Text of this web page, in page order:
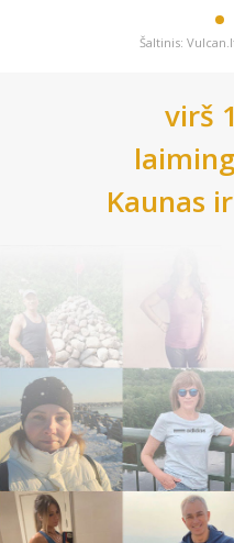
Šaltinis:
virš
Kaunas